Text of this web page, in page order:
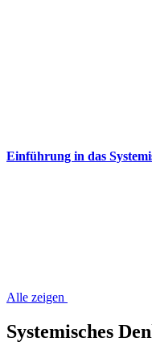
Einführung in das
Alle zeigen
Systemisches